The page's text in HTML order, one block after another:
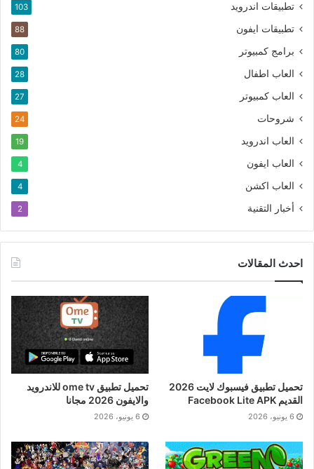
تطبيقات اندرويد 103
تطبيقات ايفون 88
برامج كمبيوتر 80
العاب اطفال 28
العاب كمبيوتر 27
شروحات 24
العاب اندرويد 19
العاب ايفون 4
العاب اكشن 4
أخبار التقنية 2
احدث المقالات
تحميل تطبيق فيسبوك لايت 2026
القديم Facebook Lite APK
6 يونيو، 2026
تحميل تطبيق ome tv للاندرويد
والايفون 2026 مجانا
6 يونيو، 2026